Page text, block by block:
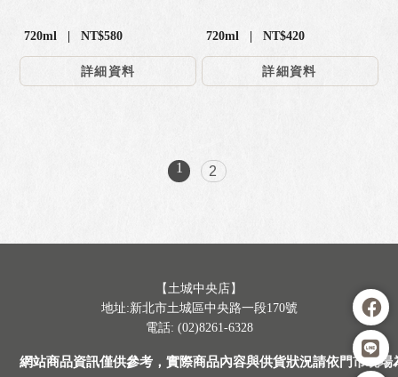
720ml | NT$580
詳細資料
720ml | NT$420
詳細資料
1 2
【土城中央店】
地址:新北市土城區中央路一段170號
電話: (02)8261-6328
網站商品資訊僅供參考，實際商品內容與供貨狀況請依門市現場